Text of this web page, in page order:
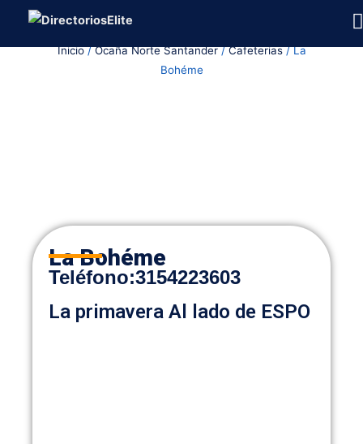
Inicio/Ocaña Norte Santander/Cafeterias/ La
Bohéme
La Bohéme
Teléfono:3154223603
La primavera Al lado de ESPO